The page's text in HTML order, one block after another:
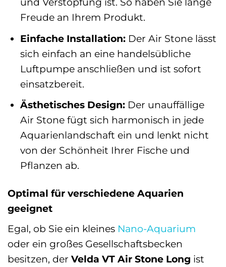
Freude an Ihrem Produkt.
Einfache Installation:Der Air Stone lässt
sich einfach an eine handelsübliche
Luftpumpe anschließen und ist sofort
einsatzbereit.
Ästhetisches Design:Der unauffällige
Air Stone fügt sich harmonisch in jede
Aquarienlandschaft ein und lenkt nicht
von der Schönheit Ihrer Fische und
Pflanzen ab.
Optimal für verschiedene Aquarien
geeignet
Egal, ob Sie ein kleines Nano-Aquarium
oder ein großes Gesellschaftsbecken
besitzen, der Velda VT Air Stone Long ist